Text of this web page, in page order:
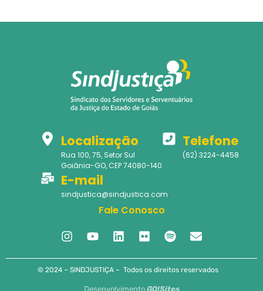
Localização
Rua 100, 75, Setor Sul
Goiânia-GO, CEP 74080-140
Telefone
(62) 3224-4458
E-mail
sindjustica@sindjustica.com
Fale Conosco
© 2024 – SINDJUSTIÇA – Todos os direitos reservados
Desenvolvimento GO!Sites